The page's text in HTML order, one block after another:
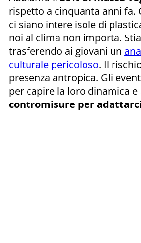
rispetto a cinquanta anni fa.
ci siano intere isole di
noi al clima non importa.
trasferendo ai giovani un
culturale pericoloso. Il
presenza antropica. Gli
per capire la loro dinamica e
contromisure per adattarci